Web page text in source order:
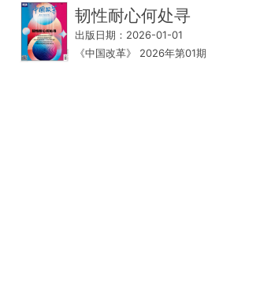
韧性耐心何处寻
出版日期：2026-01-01
《中国改革》 2026年第01期